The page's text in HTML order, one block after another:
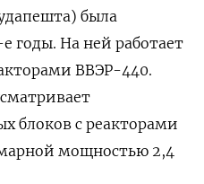
была
годы. На ней работает
ВВЭР-440.
блоков с реакторами
мощностью 2,4